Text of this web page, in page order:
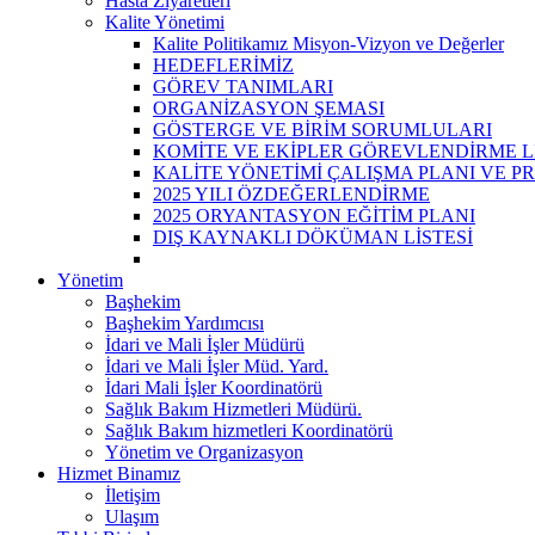
Kalite Yönetimi
Kalite Politikamız Misyon-Vizyon ve Değerler
HEDEFLERİMİZ
GÖREV TANIMLARI
ORGANİZASYON ŞEMASI
GÖSTERGE VE BİRİM SORUMLULARI
KOMİTE VE EKİPLER GÖREVLENDİRME
KALİTE YÖNETİMİ ÇALIŞMA PLANI VE
2025 YILI ÖZDEĞERLENDİRME
2025 ORYANTASYON EĞİTİM PLANI
DIŞ KAYNAKLI DÖKÜMAN LİSTESİ
Yönetim
Başhekim
Başhekim Yardımcısı
İdari ve Mali İşler Müdürü
İdari ve Mali İşler Müd. Yard.
İdari Mali İşler Koordinatörü
Sağlık Bakım Hizmetleri Müdürü.
Sağlık Bakım hizmetleri Koordinatörü
Yönetim ve Organizasyon
Hizmet Binamız
İletişim
Ulaşım